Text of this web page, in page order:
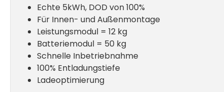
Echte 5kWh, DOD von 100%
Für Innen- und Außenmontage
Leistungsmodul = 12 kg
Batteriemodul = 50 kg
Schnelle Inbetriebnahme
100% Entladungstiefe
Ladeoptimierung